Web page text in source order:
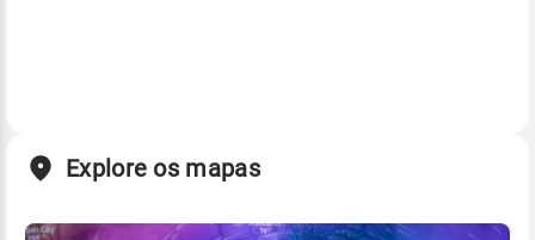
Explore os mapas